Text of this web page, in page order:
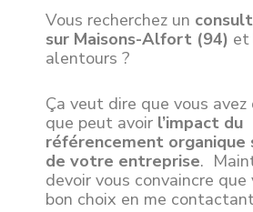
Vous recherchez un
sur Maisons-Alfort (94) et
alentours ?
Ça veut dire que vous avez
que peut avoir l’impact du
référencement organique
de votre entreprise.
devoir vous convaincre
bon choix en me